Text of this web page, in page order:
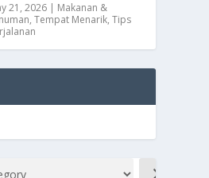
21, 2026 | Makanan &
,Tempat Menarik,Tips